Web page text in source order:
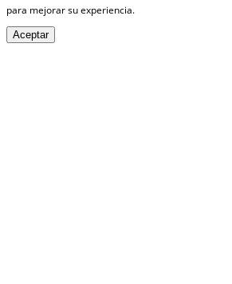
para mejorar su experiencia.
Aceptar